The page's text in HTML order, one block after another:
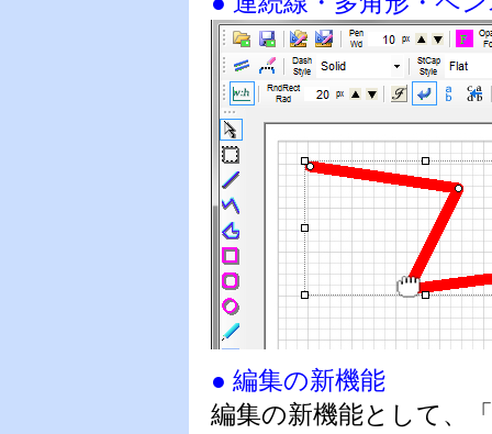
● 編集の新機能
編集の新機能として、